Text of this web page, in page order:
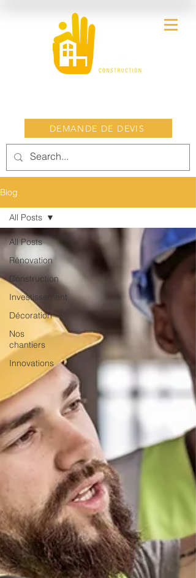
DEMANDE DE DEVIS
Blog
All Posts
Rénovation
Construction
Investissement
Décoration
Nos
chantiers
Innovations
All Posts